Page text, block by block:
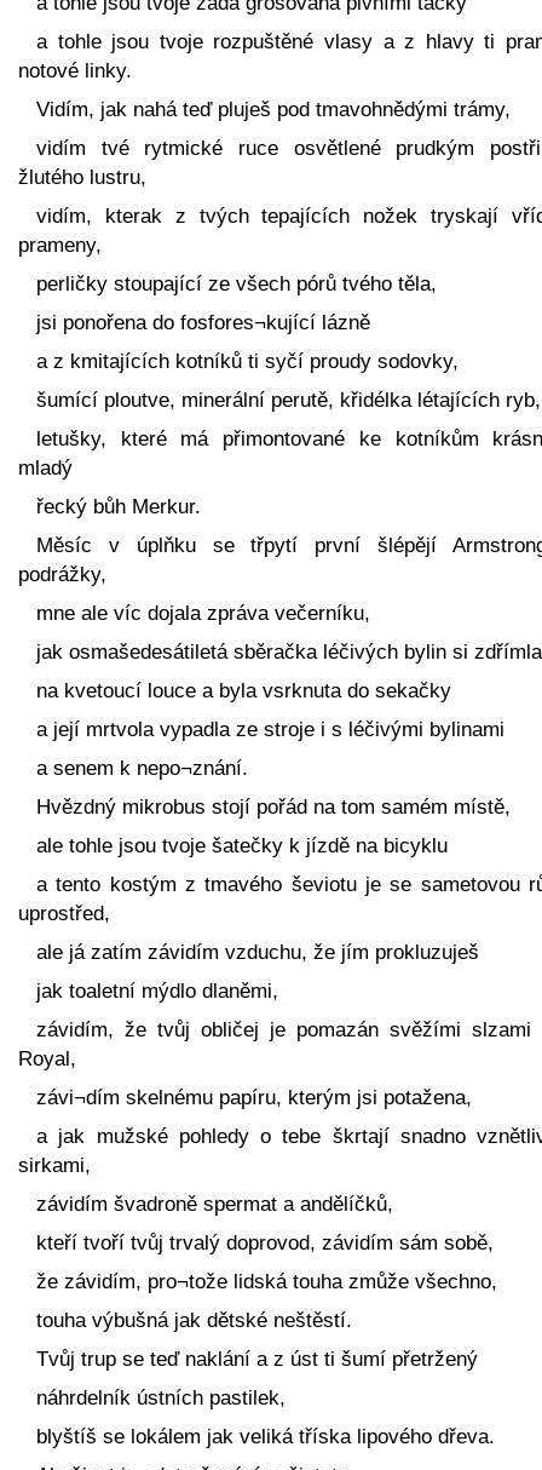
a tohle jsou tvoje rozpuštěné vlasy a z hlavy ti
notové linky.
Vidím, jak nahá teď pluješ pod tmavohnědými trámy,
vidím tvé rytmické ruce osvětlené prudkým
žlutého lustru,
vidím, kterak z tvých tepajících nožek tryskají
prameny,
perličky stoupající ze všech pórů tvého těla,
jsi ponořena do fosfores¬kující lázně
a z kmitajících kotníků ti syčí proudy sodovky,
šumící ploutve, minerální perutě, křidélka létajících ryb,
letušky, které má přimontované ke kotníkům
mladý
řecký bůh Merkur.
Měsíc v úplňku se třpytí první šlépějí
podrážky,
mne ale víc dojala zpráva večerníku,
jak osmašedesátiletá sběračka léčivých bylin si zdřímla
na kvetoucí louce a byla vsrknuta do sekačky
a její mrtvola vypadla ze stroje i s léčivými bylinami
a senem k nepo¬znání.
Hvězdný mikrobus stojí pořád na tom samém místě,
ale tohle jsou tvoje šatečky k jízdě na bicyklu
a tento kostým z tmavého ševiotu je se sametovou
uprostřed,
ale já zatím závidím vzduchu, že jím prokluzuješ
jak toaletní mýdlo dlaněmi,
závidím, že tvůj obličej je pomazán svěžími slzami
Royal,
závi¬dím skelnému papíru, kterým jsi potažena,
a jak mužské pohledy o tebe škrtají snadno
sirkami,
závidím švadroně spermat a andělíčků,
kteří tvoří tvůj trvalý doprovod, závidím sám sobě,
že závidím, pro¬tože lidská touha zmůže všechno,
touha výbušná jak dětské neštěstí.
Tvůj trup se teď naklání a z úst ti šumí přetržený
náhrdelník ústních pastilek,
blyštíš se lokálem jak veliká tříska lipového dřeva.